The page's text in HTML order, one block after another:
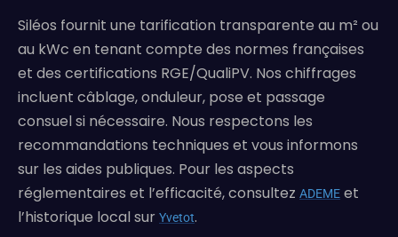
Siléos fournit une tarification transparente au m² ou
au kWc en tenant compte des normes françaises
et des certifications RGE/QualiPV. Nos chiffrages
incluent câblage, onduleur, pose et passage
consuel si nécessaire. Nous respectons les
recommandations techniques et vous informons
sur les aides publiques. Pour les aspects
réglementaires et l’efficacité, consultez ADEME et
l’historique local sur Yvetot.